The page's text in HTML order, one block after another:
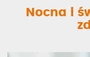
Nocna i